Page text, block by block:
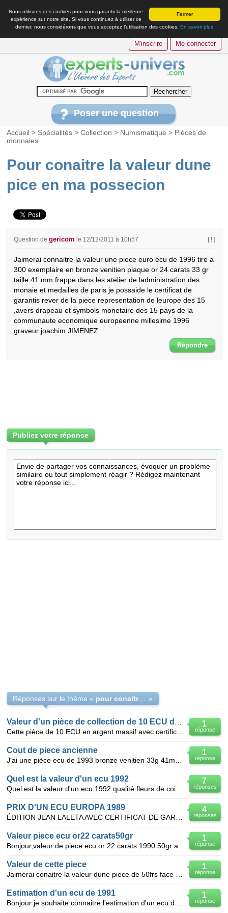
Fermer
Nous utilisons des cookies pour vous garantir la meilleure
expérience sur notre site. Si vous continuez à utiliser ce
dernier, nous considérons que vous acceptez l’utilisation des cookies. En savoir plus
M'inscrire Me connecter
Poser une question
Accueil > Spécialités >Collection > Numismatique > Pièces de
monnaies
Pour conaitre la valeur dune
pice en ma possecion
Question degericom le 12/12/2011 à 10h57 [ ! ]
Jaimerai connaitre la valeur une piece euro ecu de 1996 tire a
300 exemplaire en bronze venitien plaque or 24 carats 33 gr
taille 41 mm frappe dans les atelier de ladministration des
monaie et medailles de paris je possaide le certificat de
garantis rever de la piece representation de leurope des 15
,avers drapeau et symbols monetaire des 15 pays de la
communaute economique europeenne millesime 1996
graveur joachim JIMENEZ
Répondre
Publiez votre réponse
Réponses sur le thème « pour conaitre la valeur dune pice en ma possecion »
1
réponse
1
réponse
Cout de piece ancienne
7
réponses
Quel est la valeur d'un ecu 1992
4
réponses
PRIX D'UN ECU EUROPA 1989
1
réponse
Valeur piece ecu or22 carats50gr
1
réponse
Valeur de cette piece
1
réponse
Estimation d'un ecu de 1991